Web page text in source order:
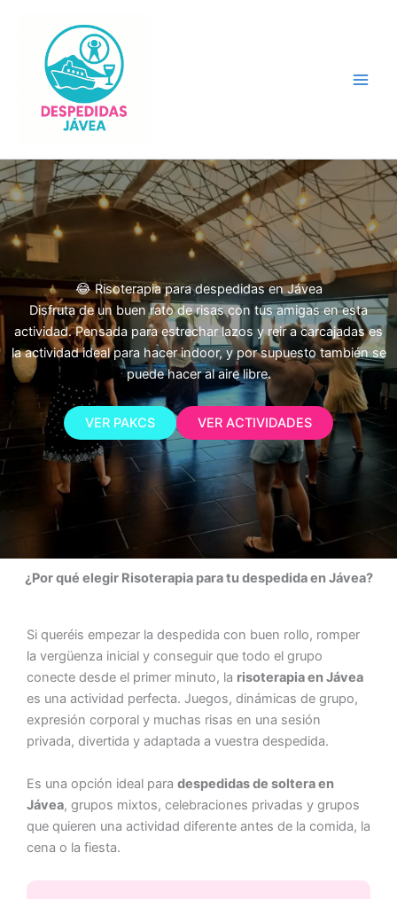
contenido
😂 Risoterapia para despedidas en Jávea
Disfruta de un buen rato de risas con tus amigas en esta
actividad. Pensada para estrechar lazos y reir a carcajadas es
la actividad ideal para hacer indoor, y por supuesto también se
puede hacer al aire libre.
VER PAKCS VER ACTIVIDADES
¿Por qué elegir Risoterapia para tu despedida en Jávea?
Si queréis empezar la despedida con buen rollo, romper
la vergüenza inicial y conseguir que todo el grupo
conecte desde el primer minuto, la risoterapia en Jávea
es una actividad perfecta. Juegos, dinámicas de grupo,
expresión corporal y muchas risas en una sesión
privada, divertida y adaptada a vuestra despedida.
Es una opción ideal para despedidas de soltera en
Jávea, grupos mixtos, celebraciones privadas y grupos
que quieren una actividad diferente antes de la comida, la
cena o la fiesta.